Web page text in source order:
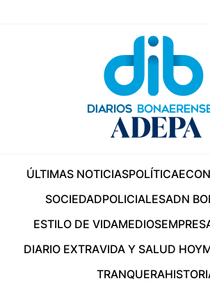
ÚLTIMAS NOTICIASPOLÍTICA
SOCIEDADPOLICIALESADN
ESTILO DE VIDAMEDIOS
DIARIO EXTRAVIDA Y SALUD HOY
TRANQUERA